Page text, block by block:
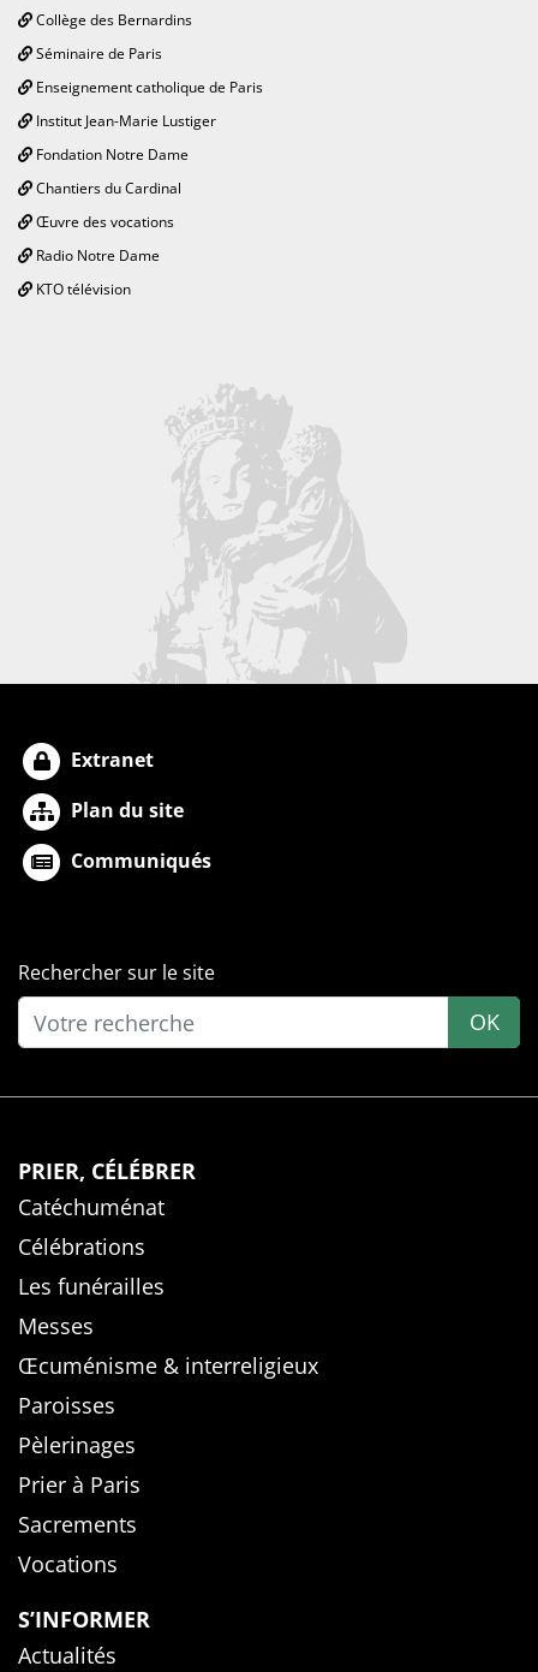
Collège des Bernardins
Séminaire de Paris
Enseignement catholique de Paris
Institut Jean-Marie Lustiger
Fondation Notre Dame
Chantiers du Cardinal
Œuvre des vocations
Radio Notre Dame
KTO télévision
Extranet
Plan du site
Communiqués
Rechercher sur le site
OK
PRIER, CÉLÉBRER
Catéchuménat
Célébrations
Les funérailles
Messes
Œcuménisme & interreligieux
Paroisses
Pèlerinages
Prier à Paris
Sacrements
Vocations
S’INFORMER
Actualités